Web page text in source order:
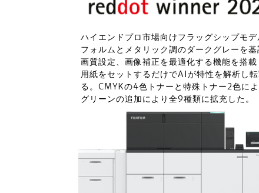
ハイエンドプロ市場向けフラッグシップモ
フォルムとメタリック調のダークグレーを
画質設定、画像補正を最適化する機能を搭
用紙をセットするだけでAIが特性を解析し
る。CMYKの4色トナーと特殊トナー2色に
グリーンの追加により全9種類に拡充した。